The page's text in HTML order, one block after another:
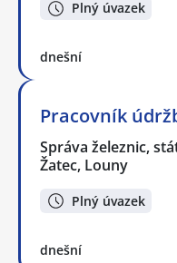
Plný úvazek
dnešní
Pracovník
Správa železnic,
Žatec, Louny
Plný úvazek
dnešní